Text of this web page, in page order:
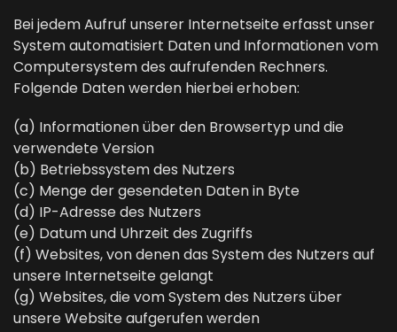
Bei jedem Aufruf unserer Internetseite erfasst unser
System automatisiert Daten und Informationen vom
Computersystem des aufrufenden Rechners.
Folgende Daten werden hierbei erhoben:
(a) Informationen über den Browsertyp und die
verwendete Version
(b) Betriebssystem des Nutzers
(c) Menge der gesendeten Daten in Byte
(d) IP-Adresse des Nutzers
(e) Datum und Uhrzeit des Zugriffs
(f) Websites, von denen das System des Nutzers auf
unsere Internetseite gelangt
(g) Websites, die vom System des Nutzers über
unsere Website aufgerufen werden